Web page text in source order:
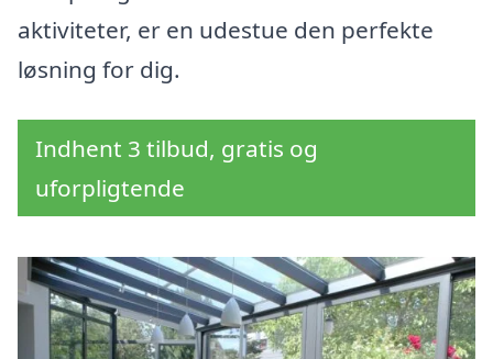
aktiviteter, er en udestue den perfekte
løsning for dig.
Indhent 3 tilbud, gratis og
uforpligtende